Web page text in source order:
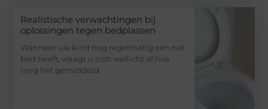
Realistische verwachtingen bij
oplossingen tegen bedplassen
Wanneer uw kind nog regelmatig een nat
bed heeft, vraagt u zich wellicht af hoe
lang het gemiddeld